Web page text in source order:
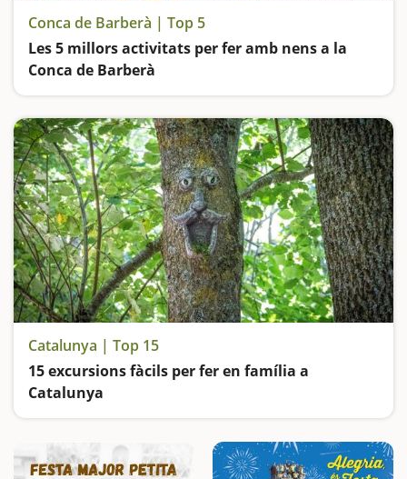
Conca de Barberà | Top 5
Les 5 millors activitats per fer amb nens a la
Conca de Barberà
Catalunya | Top 15
15 excursions fàcils per fer en família a
Catalunya